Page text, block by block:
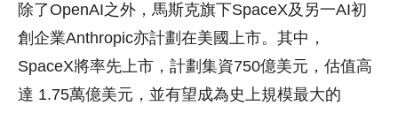
除了OpenAI之外，馬斯克旗下SpaceX及另一AI初
創企業Anthropic亦計劃在美國上市。其中，
SpaceX將率先上市，計劃集資750億美元，估值高
達 1.75萬億美元，並有望成為史上規模最大的